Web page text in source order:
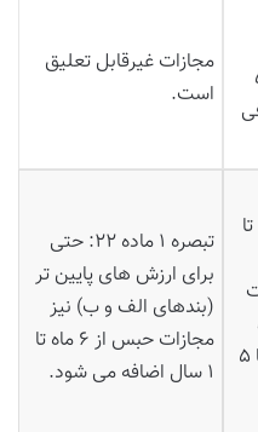
۵
مجازات غیرقابل تعلیق
است.
جزای نقدی (۲ تا
حبس (۶ ماه تا ۵
تبصره ۱ ماده ۲۲: حتی
برای ارزش های پایین تر
(بندهای الف و ب) نیز
مجازات حبس از ۶ ماه تا
۱ سال اضافه می شود.